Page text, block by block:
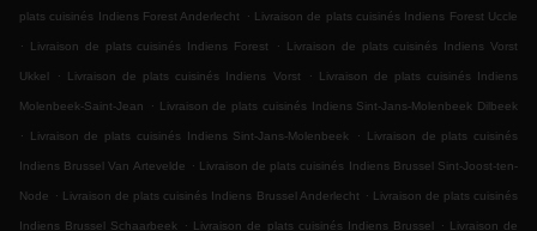
plats cuisinés Indiens Forest Anderlecht . Livraison de plats cuisinés Indiens Forest Uccle
.
Livraison de plats cuisinés Indiens Forest . Livraison de plats cuisinés Indiens Vorst
Ukkel . Livraison de plats cuisinés Indiens Vorst . Livraison de plats cuisinés Indiens
Molenbeek-Saint-Jean . Livraison de plats cuisinés Indiens Sint-Jans-Molenbeek Dilbeek
.
Livraison de plats cuisinés Indiens Sint-Jans-Molenbeek . Livraison de plats cuisinés
Indiens Brussel Van Artevelde . Livraison de plats cuisinés Indiens Brussel Sint-Joost-ten-
Node . Livraison de plats cuisinés Indiens Brussel Anderlecht . Livraison de plats cuisinés
Indiens Brussel Schaarbeek . Livraison de plats cuisinés Indiens Brussel . Livraison de